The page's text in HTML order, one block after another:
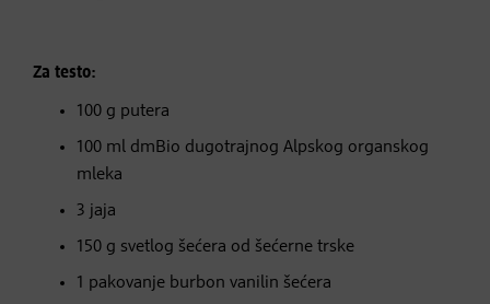
Za testo:
100 g putera
100 ml dmBio dugotrajnog Alpskog organskog
mleka
3 jaja
150 g svetlog šećera od šećerne trske
1 pakovanje burbon vanilin šećera